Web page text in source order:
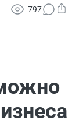
797